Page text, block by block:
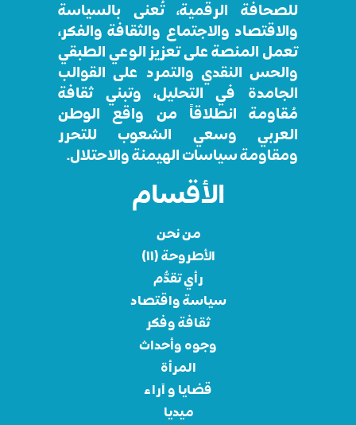
للصحافة الرقمية، تُعنى بالسياسة
والاقتصاد والاجتماع والثقافة والفكر،
تعمل المنصة على تعزيز الوعي الطبقي
والحس النقدي والتمرد على القوالب
الجامدة في التحليل، وتبني ثقافة
مُقاومة انطلاقاً من واقع الوطن
العربي وسعي الشعوب للتحرر
ومقاومة سياسات الهيمنة والاحتلال.
الأقسام
من نحن
الأطروحة (١١)
رأي تقدُّم
سياسة واقتصاد
ثقافة وفكر
وجوه وأحداث
المرأة
قضايا و آراء
ميديا